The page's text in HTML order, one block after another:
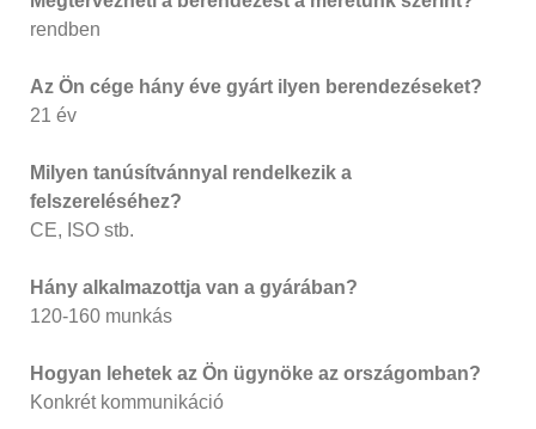
rendben
Az Ön cége hány éve gyárt ilyen berendezéseket?
21 év
Milyen tanúsítvánnyal rendelkezik a
felszereléséhez?
CE, ISO stb.
Hány alkalmazottja van a gyárában?
120-160 munkás
Hogyan lehetek az Ön ügynöke az országomban?
Konkrét kommunikáció